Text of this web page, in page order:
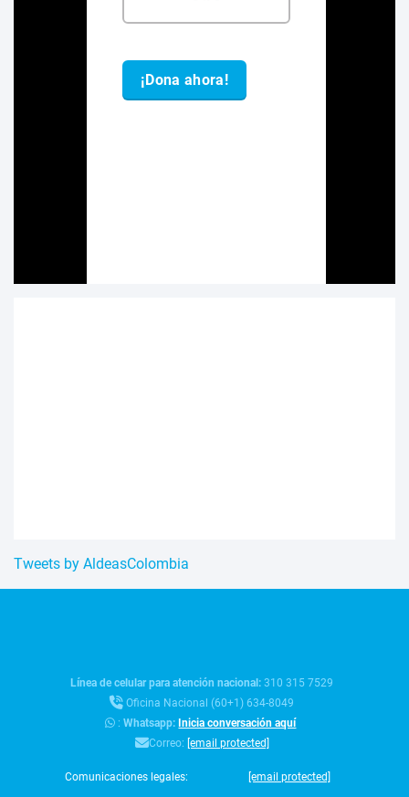
Tweets by AldeasColombia
Línea de celular para atención nacional:310 315 7529
Oficina Nacional (60+1) 634-8049
:Whatsapp: Inicia conversación aquí
Correo: [email protected]
Comunicaciones legales: [email protected]